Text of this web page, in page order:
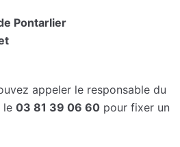
Pontarlier
appeler le responsable du
le 03 81 39 06 60 pour fixer un